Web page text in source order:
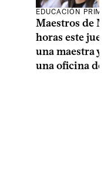
EDUCACIÓN
Maestros de
horas este
una maestra y
una oficina de